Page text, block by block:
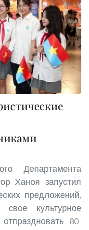
Департамента
Ханоя запустил
предложений,
свое культурное
80-